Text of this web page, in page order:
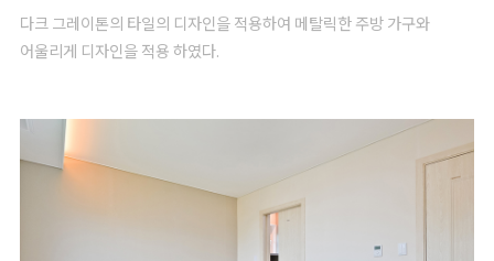
다크 그레이톤의 타일의 디자인을 적용하여 메탈릭한 주방 가구와
어울리게 디자인을 적용 하였다.